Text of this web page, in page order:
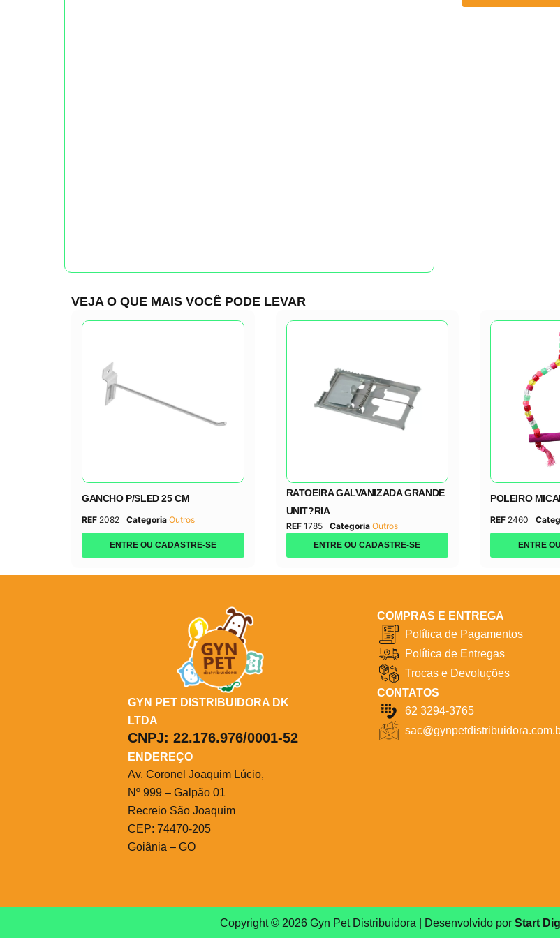
VEJA O QUE MAIS VOCÊ PODE LEVAR
GANCHO P/SLED 25 CM
REF 2082 Categoria Outros
ENTRE OU CADASTRE-SE
RATOEIRA GALVANIZADA GRANDE
UNIT?RIA
REF 1785 Categoria Outros
ENTRE OU CADASTRE-SE
POLEIRO
REF 2460
ENTRE
GYN PET DISTRIBUIDORA DK
LTDA
CNPJ: 22.176.976/0001-52
ENDEREÇO
Av. Coronel Joaquim Lúcio,
Nº 999 – Galpão 01
Recreio São Joaquim
CEP: 74470-205
Goiânia – GO
COMPRAS E ENTREGA
Política de Pagamentos
Política de Entregas
Trocas e Devoluções
CONTATOS
62 3294-3765
Copyright © 2026 Gyn Pet Distribuidora | Desenvolvido por Start